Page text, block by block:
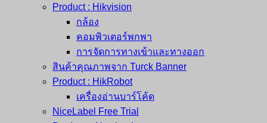
Product : Hikvision
กล้อง
คอมพิวเตอร์พกพา
การจัดการทางเข้าและทางออก
สินค้าคุณภาพจาก Turck Banner
Product : HikRobot
เครื่องอ่านบาร์โค้ด
NiceLabel Free Trial